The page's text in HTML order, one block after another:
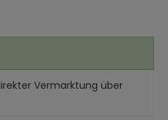
Vermarktung über